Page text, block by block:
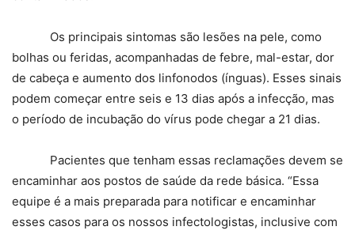
Os principais sintomas são lesões na pele, como
bolhas ou feridas, acompanhadas de febre, mal-estar, dor
de cabeça e aumento dos linfonodos (ínguas). Esses sinais
podem começar entre seis e 13 dias após a infecção, mas
o período de incubação do vírus pode chegar a 21 dias.
Pacientes que tenham essas reclamações devem se
encaminhar aos postos de saúde da rede básica. “Essa
equipe é a mais preparada para notificar e encaminhar
esses casos para os nossos infectologistas, inclusive com